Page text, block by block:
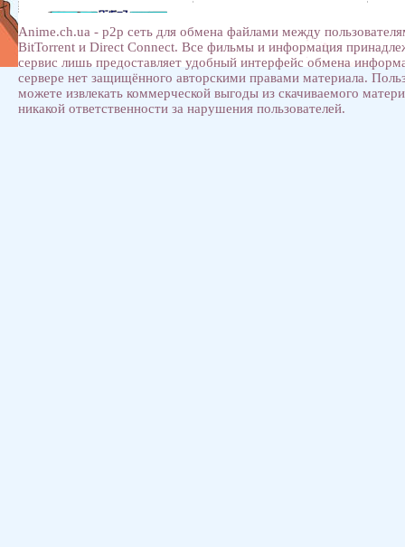
Anime.ch.ua - p2p сеть для обмена файлами между
BitTorrent и Direct Connect. Все фильмы и информация
сервис лишь предоставляет удобный интерфейс обмена
сервере нет защищённого авторскими правами материала.
можете извлекать коммерческой выгоды из скачиваемого
никакой ответственности за нарушения пользователей.